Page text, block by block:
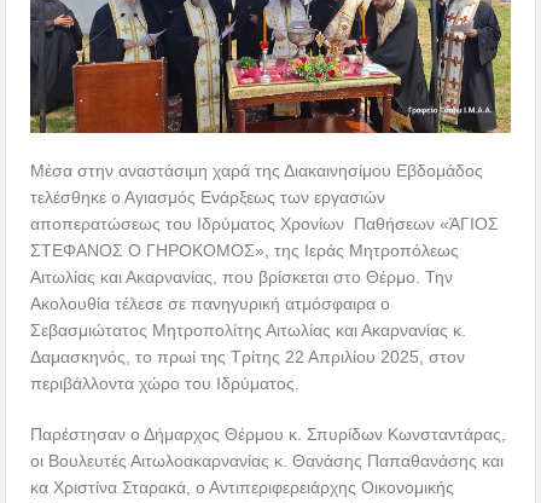
Μέσα στην αναστάσιμη χαρά της Διακαινησίμου Εβδομάδος
τελέσθηκε ο Αγιασμός Ενάρξεως των εργασιών
αποπερατώσεως του Ιδρύματος Χρονίων Παθήσεων «ΆΓΙΟΣ
ΣΤΕΦΑΝΟΣ Ο ΓΗΡΟΚΟΜΟΣ», της Ιεράς Μητροπόλεως
Αιτωλίας και Ακαρνανίας, που βρίσκεται στο Θέρμο. Την
Ακολουθία τέλεσε σε πανηγυρική ατμόσφαιρα ο
Σεβασμιώτατος Μητροπολίτης Αιτωλίας και Ακαρνανίας κ.
Δαμασκηνός, το πρωί της Τρίτης 22 Απριλίου 2025, στον
περιβάλλοντα χώρο του Ιδρύματος.
Παρέστησαν ο Δήμαρχος Θέρμου κ. Σπυρίδων Κωνσταντάρας,
οι Βουλευτές Αιτωλοακαρνανίας κ. Θανάσης Παπαθανάσης και
κα Χριστίνα Σταρακά, ο Αντιπεριφερειάρχης Οικονομικής